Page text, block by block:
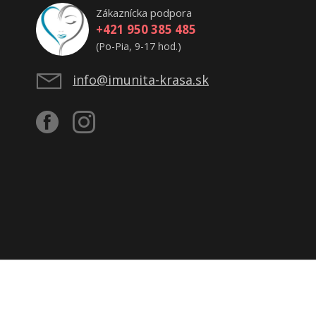
Zákaznícka podpora
+421 950 385 485
(Po-Pia, 9-17 hod.)
info@imunita-krasa.sk